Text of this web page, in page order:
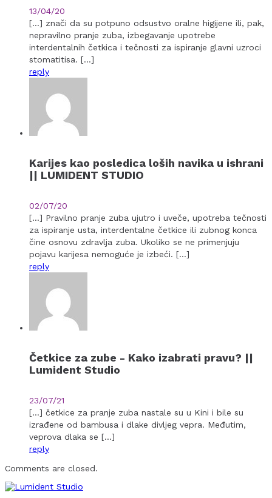
13/04/20
[…] znači da su potpuno odsustvo oralne higijene ili, pak,
nepravilno pranje zuba, izbegavanje upotrebe
interdentalnih četkica i tečnosti za ispiranje glavni uzroci
stomatitisa. […]
reply
Karijes kao posledica loših navika u ishrani
|| LUMIDENT STUDIO
02/07/20
[…] Pravilno pranje zuba ujutro i uveče, upotreba tečnosti
za ispiranje usta, interdentalne četkice ili zubnog konca
čine osnovu zdravlja zuba. Ukoliko se ne primenjuju
pojavu karijesa nemoguće je izbeći. […]
reply
Četkice za zube - Kako izabrati pravu? ||
Lumident Studio
23/07/21
[…] četkice za pranje zuba nastale su u Kini i bile su
izrađene od bambusa i dlake divljeg vepra. Međutim,
veprova dlaka se […]
reply
Comments are closed.